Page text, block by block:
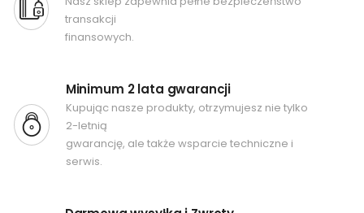
transakcji
finansowych.
Minimum 2 lata gwarancji
Kupując nasze produkty, otrzymujesz nie tylko
2-letnią
gwarancję, ale także wsparcie techniczne i
serwis.